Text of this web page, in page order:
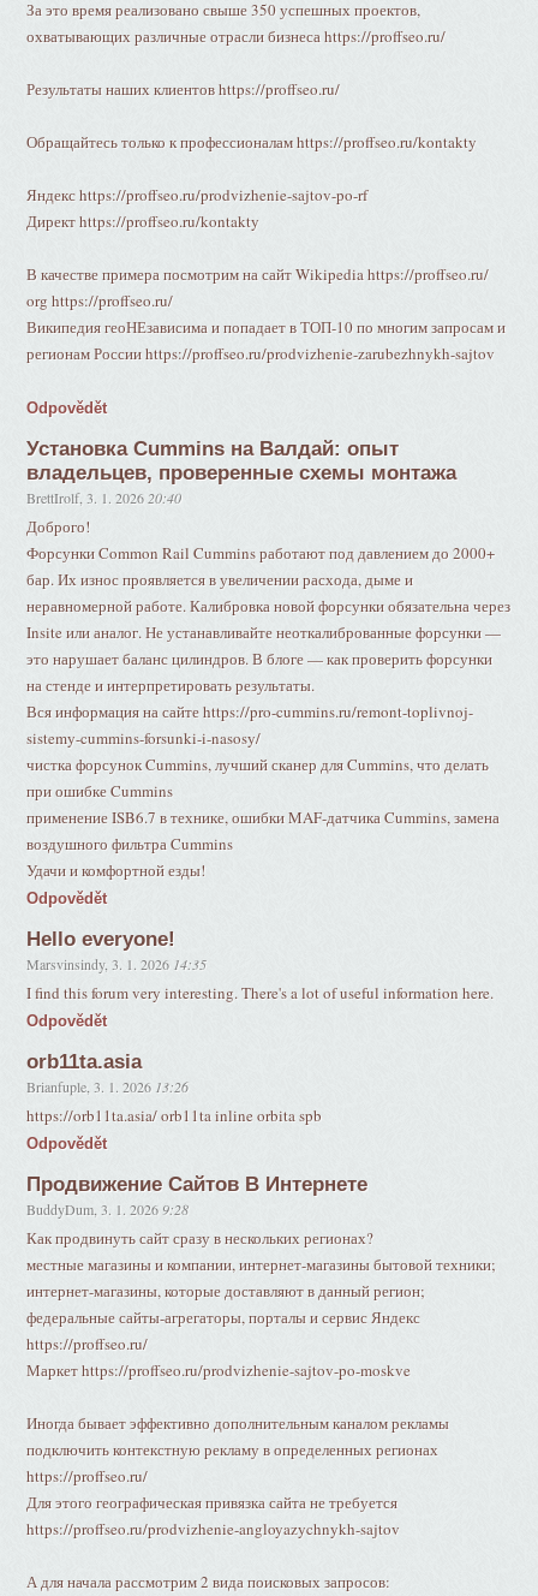
За это время реализовано свыше 350 успешных проектов,
охватывающих различные отрасли бизнеса https://proffseo.ru/
Результаты наших клиентов https://proffseo.ru/
Обращайтесь только к профессионалам https://proffseo.ru/kontakty
Яндекс https://proffseo.ru/prodvizhenie-sajtov-po-rf
Директ https://proffseo.ru/kontakty
В качестве примера посмотрим на сайт Wikipedia https://proffseo.ru/
org https://proffseo.ru/
Википедия геоНЕзависима и попадает в ТОП-10 по многим запросам и
регионам России https://proffseo.ru/prodvizhenie-zarubezhnykh-sajtov
Odpovědět
Установка Cummins на Валдай: опыт
владельцев, проверенные схемы монтажа
BrettIrolf,3. 1. 2026 20:40
Доброго!
Форсунки Common Rail Cummins работают под давлением до 2000+
бар. Их износ проявляется в увеличении расхода, дыме и
неравномерной работе. Калибровка новой форсунки обязательна через
Insite или аналог. Не устанавливайте неоткалиброванные форсунки —
это нарушает баланс цилиндров. В блоге — как проверить форсунки
на стенде и интерпретировать результаты.
Вся информация на сайте https://pro-cummins.ru/remont-toplivnoj-
sistemy-cummins-forsunki-i-nasosy/
чистка форсунок Cummins, лучший сканер для Cummins, что делать
при ошибке Cummins
применение ISB6.7 в технике, ошибки MAF-датчика Cummins, замена
воздушного фильтра Cummins
Удачи и комфортной езды!
Odpovědět
Hello everyone!
Marsvinsindy,3. 1. 2026 14:35
I find this forum very interesting. There's a lot of useful information here.
Odpovědět
orb11ta.asia
Brianfuple ,3. 1. 2026 13:26
https://orb11ta.asia/ orb11ta inline orbita spb
Odpovědět
Продвижение Сайтов В Интернете
BuddyDum ,3. 1. 2026 9:28
Как продвинуть сайт сразу в нескольких регионах?
местные магазины и компании, интернет-магазины бытовой техники;
интернет-магазины, которые доставляют в данный регион;
федеральные сайты-агрегаторы, порталы и сервис Яндекс
https://proffseo.ru/
Маркет https://proffseo.ru/prodvizhenie-sajtov-po-moskve
Иногда бывает эффективно дополнительным каналом рекламы
подключить контекстную рекламу в определенных регионах
https://proffseo.ru/
Для этого географическая привязка сайта не требуется
https://proffseo.ru/prodvizhenie-angloyazychnykh-sajtov
А для начала рассмотрим 2 вида поисковых запросов: